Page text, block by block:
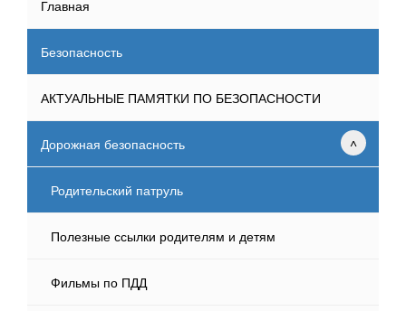
Главная
Безопасность
АКТУАЛЬНЫЕ ПАМЯТКИ ПО БЕЗОПАСНОСТИ
Дорожная безопасность
Родительский патруль
Полезные ссылки родителям и детям
Фильмы по ПДД